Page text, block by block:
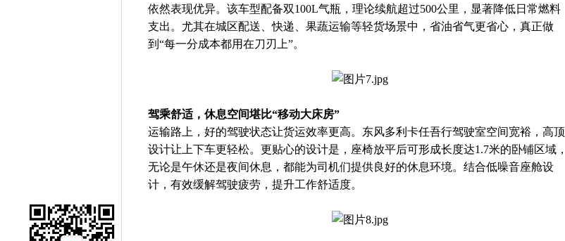
依然表现优异。该车型配备双100L气瓶，理论续航超过500公里，显著降低日常燃料
支出。尤其在城区配送、快递、果蔬运输等轻货场景中，省油省气更省心，真正做
到“每一分成本都用在刀刃上”。
驾乘舒适，休息空间堪比“移动大床房”
运输路上，好的驾驶状态让货运效率更高。东风多利卡任吾行驾驶室空间宽裕，高顶
设计让上下车更轻松。更贴心的设计是，座椅放平后可形成长度达1.7米的卧铺区域，
无论是午休还是夜间休息，都能为司机们提供良好的休息环境。结合低噪音座舱设
计，有效缓解驾驶疲劳，提升工作舒适度。